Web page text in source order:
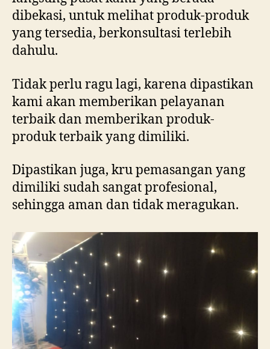
dibekasi, untuk melihat produk-produk
yang tersedia, berkonsultasi terlebih
dahulu.
Tidak perlu ragu lagi, karena dipastikan
kami akan memberikan pelayanan
terbaik dan memberikan produk-
produk terbaik yang dimiliki.
Dipastikan juga, kru pemasangan yang
dimiliki sudah sangat profesional,
sehingga aman dan tidak meragukan.